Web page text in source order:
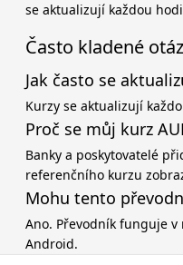
se aktualizují každou
Často kladené
Jak často se
Kurzy se aktualizují
Proč se můj kurz
Banky a poskytovatelé
referenčního kurzu
Mohu tento
Ano. Převodník funguje
Android.